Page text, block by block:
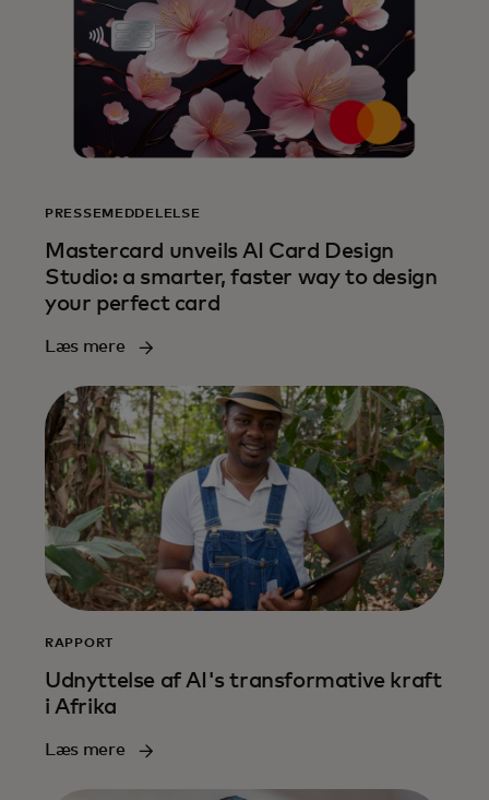
PRESSEMEDDELELSE
Mastercard unveils AI Card Design
Studio: a smarter, faster way to design
your perfect card
Læs mere
RAPPORT
Udnyttelse af AI's transformative kraft
i Afrika
Læs mere